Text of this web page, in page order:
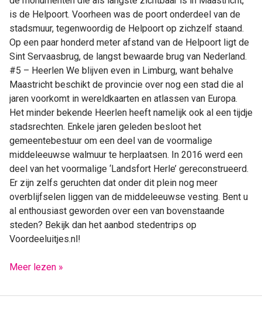
is de Helpoort. Voorheen was de poort onderdeel van de
stadsmuur, tegenwoordig de Helpoort op zichzelf staand.
Op een paar honderd meter afstand van de Helpoort ligt de
Sint Servaasbrug, de langst bewaarde brug van Nederland.
#5 – Heerlen We blijven even in Limburg, want behalve
Maastricht beschikt de provincie over nog een stad die al
jaren voorkomt in wereldkaarten en atlassen van Europa.
Het minder bekende Heerlen heeft namelijk ook al een tijdje
stadsrechten. Enkele jaren geleden besloot het
gemeentebestuur om een deel van de voormalige
middeleeuwse walmuur te herplaatsen. In 2016 werd een
deel van het voormalige ‘Landsfort Herle’ gereconstrueerd.
Er zijn zelfs geruchten dat onder dit plein nog meer
overblijfselen liggen van de middeleeuwse vesting. Bent u
al enthousiast geworden over een van bovenstaande
steden? Bekijk dan het aanbod stedentrips op
Voordeeluitjes.nl!
Meer lezen »